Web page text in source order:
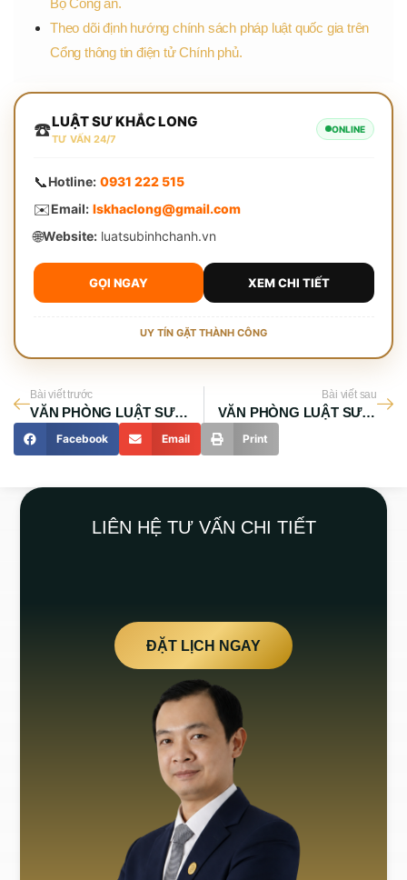
Bộ Công an.
Theo dõi định hướng chính sách pháp luật quốc gia trên
Cổng thông tin điện tử Chính phủ.
☎️LUẬT SƯ KHẮC LONG
TƯ VẤN 24/7
ONLINE
📞Hotline: 0931 222 515
✉️Email: lskhaclong@gmail.com
🌐Website:luatsubinhchanh.vn
GỌI NGAY XEM CHI TIẾT
UY TÍN GẶT THÀNH CÔNG
Bài viết trước
VĂN PHÒNG LUẬT SƯ Ở TẠI HUYỆN TÂN HƯNG – TOP 10 LUẬT SƯ UY TÍN TẠI TỈNH LONG AN
Bài viết sau
VĂN PHÒNG LUẬT SƯ Ở TẠI HUYỆN TÂN THẠNH – TOP 10 LUẬT SƯ UY TÍN TẠI TỈNH LONG AN
Facebook Email Print
LIÊN HỆ TƯ VẤN CHI TIẾT
ĐẶT LỊCH NGAY